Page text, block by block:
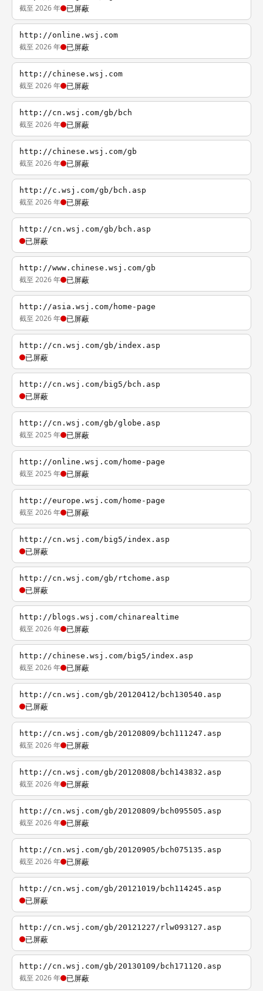
截至 2026 年 已屏蔽
http://online.wsj.com
截至 2026 年 已屏蔽
http://chinese.wsj.com
截至 2026 年 已屏蔽
http://cn.wsj.com/gb/bch
截至 2026 年 已屏蔽
http://chinese.wsj.com/gb
截至 2026 年 已屏蔽
http://c.wsj.com/gb/bch.asp
截至 2026 年 已屏蔽
http://cn.wsj.com/gb/bch.asp
已屏蔽
http://www.chinese.wsj.com/gb
截至 2026 年 已屏蔽
http://asia.wsj.com/home-page
截至 2026 年 已屏蔽
http://cn.wsj.com/gb/index.asp
已屏蔽
http://cn.wsj.com/big5/bch.asp
已屏蔽
http://cn.wsj.com/gb/globe.asp
截至 2025 年 已屏蔽
http://online.wsj.com/home-page
截至 2025 年 已屏蔽
http://europe.wsj.com/home-page
截至 2026 年 已屏蔽
http://cn.wsj.com/big5/index.asp
已屏蔽
http://cn.wsj.com/gb/rtchome.asp
已屏蔽
http://blogs.wsj.com/chinarealtime
截至 2026 年 已屏蔽
http://chinese.wsj.com/big5/index.asp
截至 2026 年 已屏蔽
http://cn.wsj.com/gb/20120412/bch130540.asp
已屏蔽
http://cn.wsj.com/gb/20120809/bch111247.asp
截至 2026 年 已屏蔽
http://cn.wsj.com/gb/20120808/bch143832.asp
截至 2026 年 已屏蔽
http://cn.wsj.com/gb/20120809/bch095505.asp
截至 2026 年 已屏蔽
http://cn.wsj.com/gb/20120905/bch075135.asp
截至 2026 年 已屏蔽
http://cn.wsj.com/gb/20121019/bch114245.asp
已屏蔽
http://cn.wsj.com/gb/20121227/rlw093127.asp
已屏蔽
http://cn.wsj.com/gb/20130109/bch171120.asp
截至 2026 年 已屏蔽